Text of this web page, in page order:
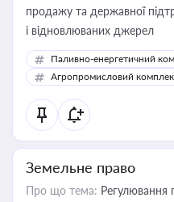
продажу та державної
і відновлюваних джерел
Паливно-енергетичний
Агропромисловий
Земельне право
Про що тема: Регулювання